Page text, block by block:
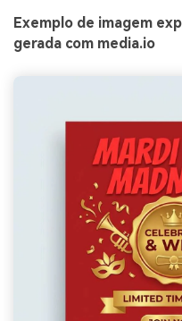
Exemplo de imagem
gerada com media.io